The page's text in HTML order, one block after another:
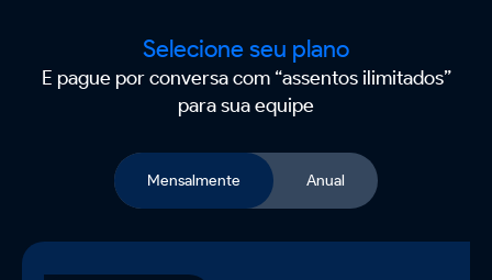
Selecione seu plano
E pague por conversa com “assentos ilimitados”
para sua equipe
Mensalmente Anual